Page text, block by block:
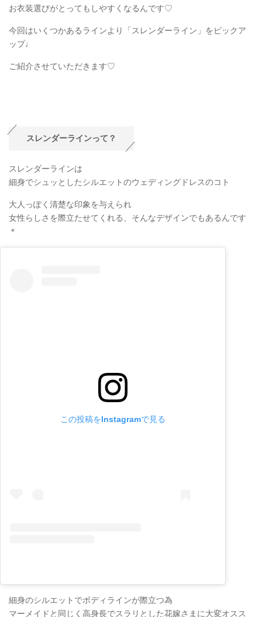
お衣装選びがとってもしやすくなるんです♡
今回はいくつかあるラインより「スレンダーライン」をピックア
ップ♩
ご紹介させていただきます♡
スレンダーラインって？
スレンダーラインは
細身でシュッとしたシルエットのウェディングドレスのコト
大人っぽく清楚な印象を与えられ
女性らしさを際立たせてくれる、そんなデザインでもあるんです
＊
この投稿をInstagramで見る
細身のシルエットでボディラインが際立つ為
マーメイドと同じく高身長でスラリとした花嫁さまに大変オスス